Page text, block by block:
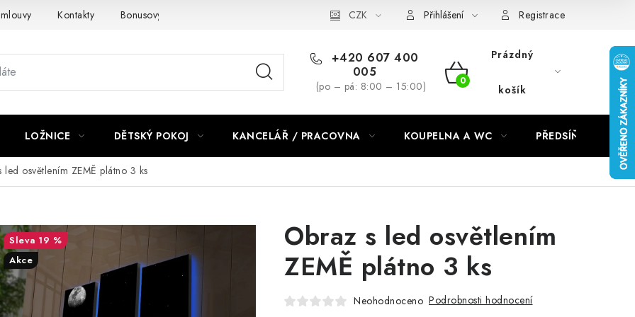
Kontakty Bonusový program NBM+ CZK Přihlášení Registrace
+420 607 400
005
(po – pá: 8:00 – 15:00)
NÁKUPNÍ
Prázdný
košík
LOŽNICE DĚTSKÝ POKOJ KANCELÁŘ / PRACOVNA KOUPELNA A WC PŘEDSÍŇ
led osvětlením ZEMĚ plátno 3 ks
Obraz s led osvětlením
ZEMĚ plátno 3 ks
Neohodnoceno Podrobnosti hodnocení
19 %
Akce